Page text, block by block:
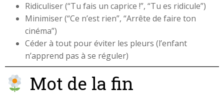
Ridiculiser (“Tu fais un caprice !”, “Tu es ridicule”)
Minimiser (“Ce n’est rien”, “Arrête de faire ton
cinéma”)
Céder à tout pour éviter les pleurs (l’enfant
n’apprend pas à se réguler)
Mot de la fin